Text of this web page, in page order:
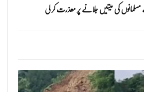
کی میتیں جلانے پر معذرت کر لی